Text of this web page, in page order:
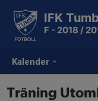
Kalender
IFK
F - 2018 /
Träning